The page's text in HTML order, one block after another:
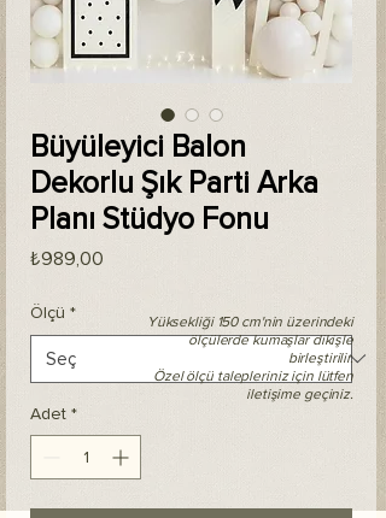
Büyüleyici Balon
Dekorlu Şık Parti Arka
Planı Stüdyo Fonu
₺989,00
Ölçü *
Adet *
Yüksekliği 150 cm'nin üzerindeki
ölçülerde kumaşlar dikişle
birleştirilir.
Özel ölçü talepleriniz için lütfen
iletişime geçiniz.